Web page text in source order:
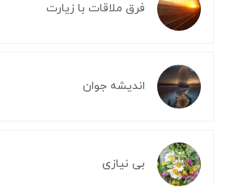
فرق ملاقات با زیارت
اندیشه جوان
بی نیازی